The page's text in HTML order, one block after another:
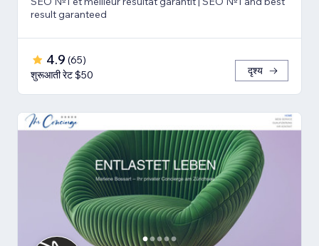
result garanteed
4.9 (65)
शुरूआती रेट $50
दृश्य